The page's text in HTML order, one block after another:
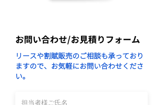
お問い合わせ/お見積りフォーム
リースや割賦販売のご相談も承っており
ますので、お気軽にお問い合わせくださ
い。